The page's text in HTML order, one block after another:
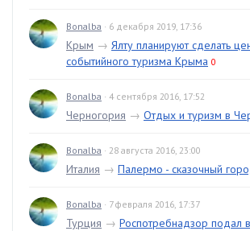
Bonalba · 6 декабря 2019, 17:36
Крым → Ялту планируют сделать
событийного туризма Крыма 0
Bonalba · 4 сентября 2016, 17:52
Черногория → Отдых и туризм в
Bonalba · 28 августа 2016, 23:00
Италия → Палермо - сказочный
Bonalba · 7 февраля 2016, 17:37
Турция → Роспотребнадзор подал